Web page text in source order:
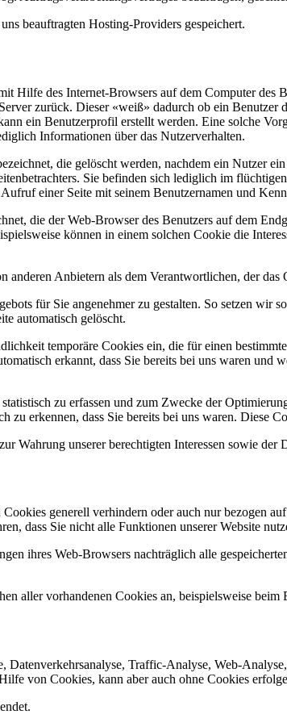
beauftragten Hosting-Providers gespeichert.
Hilfe des Internet-Browsers auf dem Computer des
zurück. Dieser «weiß» dadurch ob ein Benutzer
ein Benutzerprofil erstellt werden. Eine solche
Informationen über das Nutzerverhalten.
die gelöscht werden, nachdem ein Nutzer
Sie befinden sich lediglich im
einer Seite mit seinem Benutzernamen und
die der Web-Browser des Benutzers auf dem
können in einem solchen Cookie die
Anbietern als dem Verantwortlichen, der das
für Sie angenehmer zu gestalten. So setzen wir
automatisch gelöscht.
temporäre Cookies ein, die für einen
erkannt, dass Sie bereits bei uns waren
zu erfassen und zum Zwecke der
zu erkennen, dass Sie bereits bei uns waren. Diese
Wahrung unserer berechtigten Interessen sowie
generell verhindern oder auch nur bezogen
dass Sie nicht alle Funktionen unserer Website
ihres Web-Browsers nachträglich alle
aller vorhandenen Cookies an, beispielsweise beim
Traffic-Analyse, Web-
von Cookies, kann aber auch ohne Cookies